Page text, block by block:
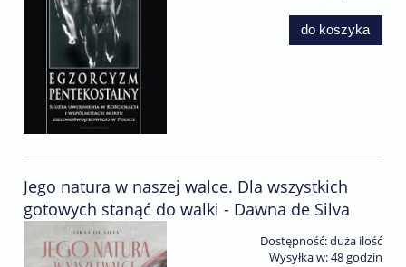
do koszyka
Jego natura w naszej walce. Dla wszystkich
gotowych stanąć do walki - Dawna de Silva
Dostępność:duża ilość
Wysyłka w:48 godzin